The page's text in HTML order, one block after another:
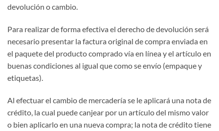
devolución o cambio.
Para realizar de forma efectiva el derecho de devolución será
necesario presentar la factura original de compra enviada en
el paquete del producto comprado vía en línea y el artículo en
buenas condiciones al igual que como se envío (empaque y
etiquetas).
Al efectuar el cambio de mercadería se le aplicará una nota de
crédito, la cual puede canjear por un artículo del mismo valor
o bien aplicarlo en una nueva compra; la nota de crédito tiene